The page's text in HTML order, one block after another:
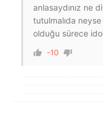
anlasaydınız ne
tutulmalıda
olduğu sürece
-10